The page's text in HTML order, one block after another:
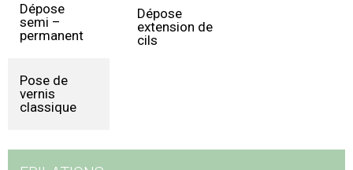
Dépose
semi –
permanent
25€
Pose de
vernis
classique
Dépose
extension de
cils